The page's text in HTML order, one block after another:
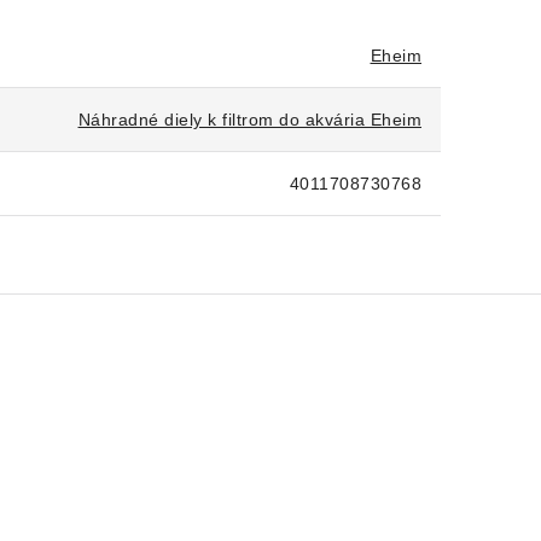
Eheim
Náhradné diely k filtrom do akvária Eheim
4011708730768